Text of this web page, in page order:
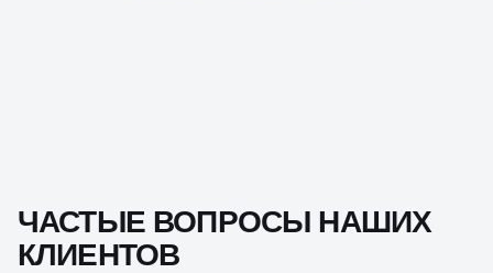
ЧАСТЫЕ ВОПРОСЫ НАШИХ
КЛИЕНТОВ